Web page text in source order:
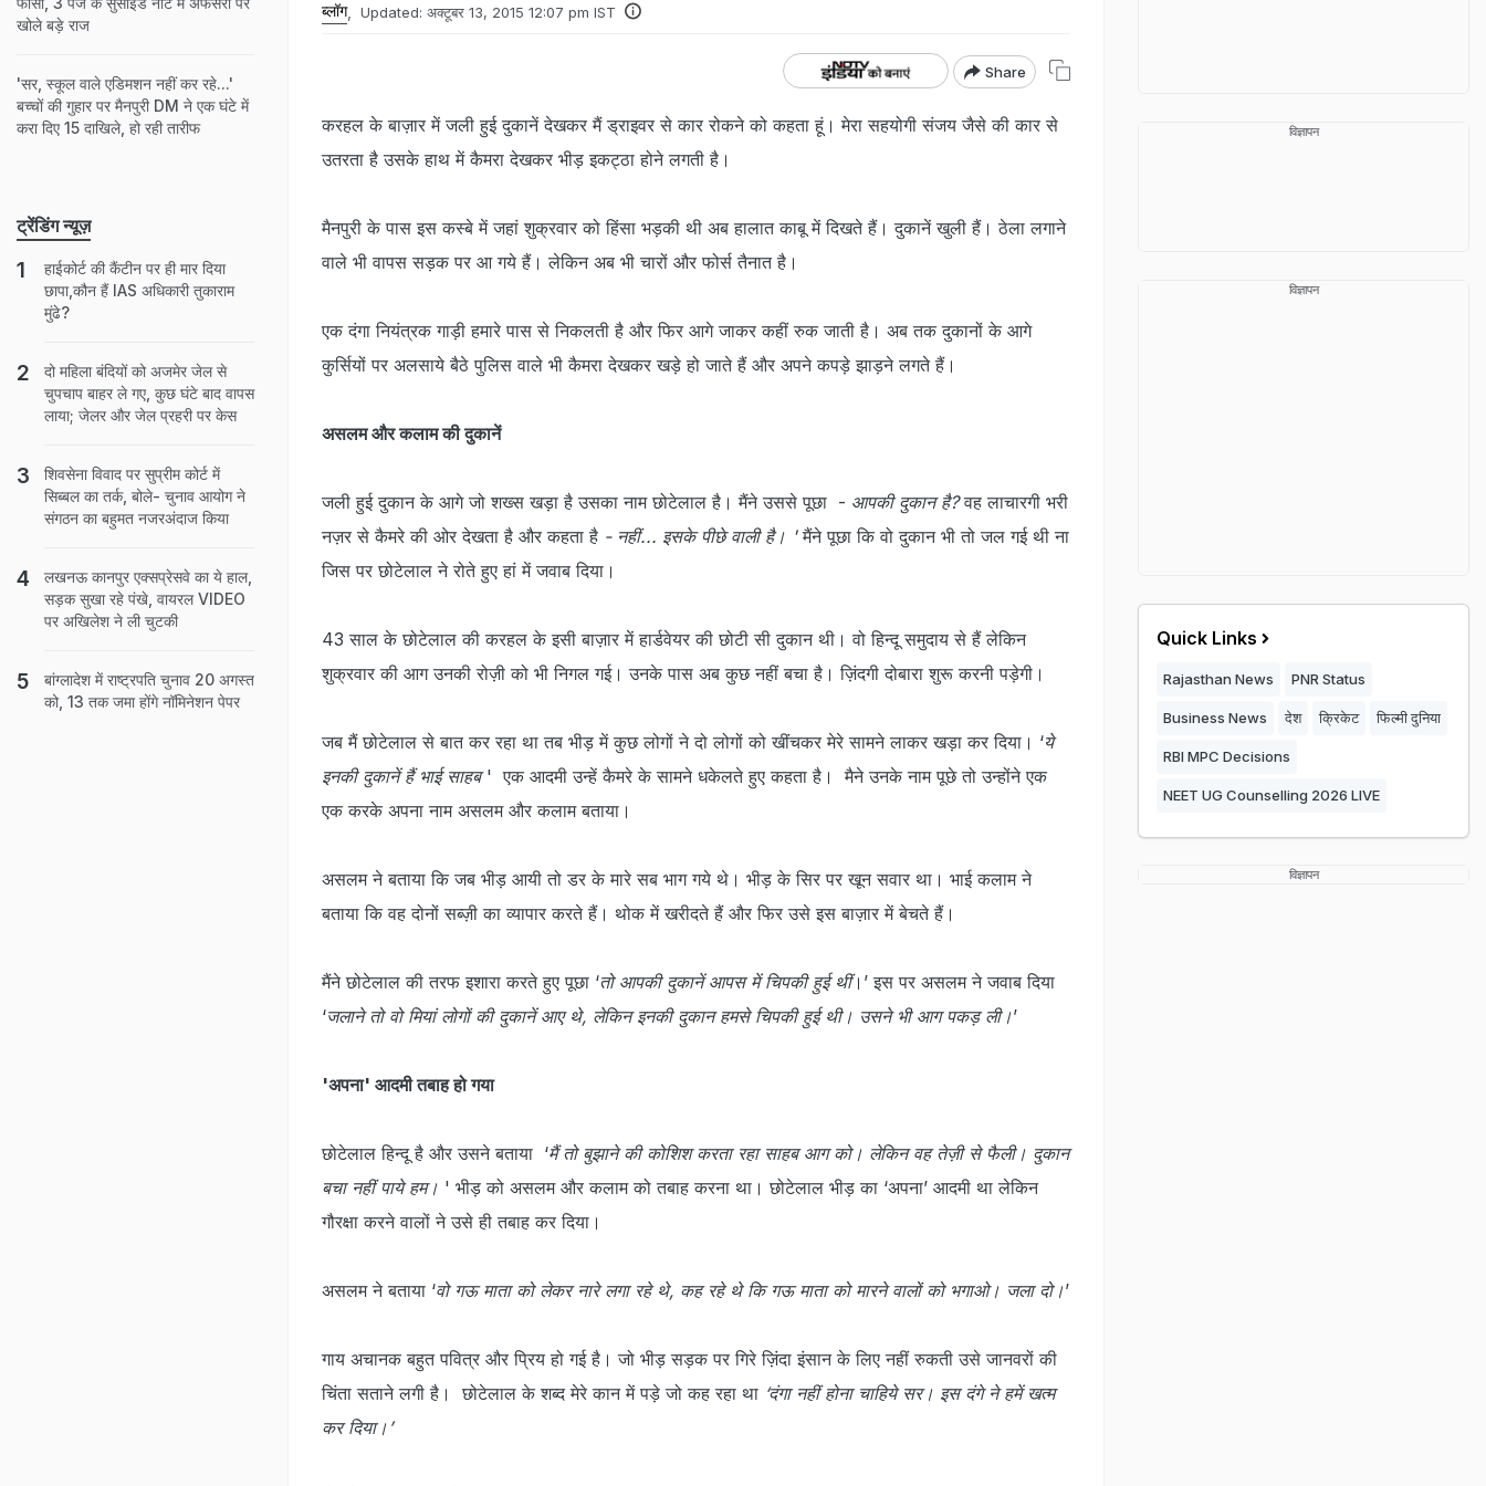
ब्लॉग, Updated: अक्टूबर 13, 2015 12:07 pm IST
Share
करहल के बाज़ार में जली हुई दुकानें देखकर मैं ड्राइवर से कार रोकने को कहता हूं। मेरा सहयोगी संजय जैसे की कार से
उतरता है उसके हाथ में कैमरा देखकर भीड़ इकट्ठा होने लगती है।
मैनपुरी के पास इस कस्बे में जहां शुक्रवार को हिंसा भड़की थी अब हालात काबू में दिखते हैं। दुकानें खुली हैं। ठेला लगाने
वाले भी वापस सड़क पर आ गये हैं। लेकिन अब भी चारों और फोर्स तैनात है।
एक दंगा नियंत्रक गाड़ी हमारे पास से निकलती है और फिर आगे जाकर कहीं रुक जाती है। अब तक दुकानों के आगे
कुर्सियों पर अलसाये बैठे पुलिस वाले भी कैमरा देखकर खड़े हो जाते हैं और अपने कपड़े झाड़ने लगते हैं।
असलम और कलाम की दुकानें
जली हुई दुकान के आगे जो शख्स खड़ा है उसका नाम छोटेलाल है। मैंने उससे पूछा - आपकी दुकान है?वह लाचारगी भरी
नज़र से कैमरे की ओर देखता है और कहता है - नहीं... इसके पीछे वाली है। 'मैंने पूछा कि वो दुकान भी तो जल गई थी ना
जिस पर छोटेलाल ने रोते हुए हां में जवाब दिया।
43 साल के छोटेलाल की करहल के इसी बाज़ार में हार्डवेयर की छोटी सी दुकान थी। वो हिन्दू समुदाय से हैं लेकिन
शुक्रवार की आग उनकी रोज़ी को भी निगल गई। उनके पास अब कुछ नहीं बचा है। ज़िंदगी दोबारा शुरू करनी पड़ेगी।
जब मैं छोटेलाल से बात कर रहा था तब भीड़ में कुछ लोगों ने दो लोगों को खींचकर मेरे सामने लाकर खड़ा कर दिया। ‘ये
इनकी दुकानें हैं भाई साहब' एक आदमी उन्हें कैमरे के सामने धकेलते हुए कहता है। मैने उनके नाम पूछे तो उन्होंने एक
एक करके अपना नाम असलम और कलाम बताया।
असलम ने बताया कि जब भीड़ आयी तो डर के मारे सब भाग गये थे। भीड़ के सिर पर खून सवार था। भाई कलाम ने
बताया कि वह दोनों सब्ज़ी का व्यापार करते हैं। थोक में खरीदते हैं और फिर उसे इस बाज़ार में बेचते हैं।
मैंने छोटेलाल की तरफ इशारा करते हुए पूछा ‘तो आपकी दुकानें आपस में चिपकी हुई थीं।’ इस पर असलम ने जवाब दिया
‘जलाने तो वो मियां लोगों की दुकानें आए थे, लेकिन इनकी दुकान हमसे चिपकी हुई थी। उसने भी आग पकड़ ली।’
'अपना' आदमी तबाह हो गया
छोटेलाल हिन्दू है और उसने बताया ‘मैं तो बुझाने की कोशिश करता रहा साहब आग को। लेकिन वह तेज़ी से फैली। दुकान
बचा नहीं पाये हम। ' भीड़ को असलम और कलाम को तबाह करना था। छोटेलाल भीड़ का ‘अपना’ आदमी था लेकिन
गौरक्षा करने वालों ने उसे ही तबाह कर दिया।
असलम ने बताया ‘वो गऊ माता को लेकर नारे लगा रहे थे, कह रहे थे कि गऊ माता को मारने वालों को भगाओ। जला दो।’
गाय अचानक बहुत पवित्र और प्रिय हो गई है। जो भीड़ सड़क पर गिरे ज़िंदा इंसान के लिए नहीं रुकती उसे जानवरों की
चिंता सताने लगी है। छोटेलाल के शब्द मेरे कान में पड़े जो कह रहा था ‘दंगा नहीं होना चाहिये सर। इस दंगे ने हमें खत्म
कर दिया।’
खोले बड़े राज
'सर, स्कूल वाले एडिमशन नहीं कर रहे...'
बच्चों की गुहार पर मैनपुरी DM ने एक घंटे में
करा दिए 15 दाखिले, हो रही तारीफ
ट्रेंडिंग न्यूज़
हाईकोर्ट की कैंटीन पर ही मार दिया
छापा,कौन हैं IAS अधिकारी तुकाराम
मुंढे?
दो मह‍िला बंद‍ियों को अजमेर जेल से
चुपचाप बाहर ले गए, कुछ घंटे बाद वापस
लाया; जेलर और जेल प्रहरी पर केस
शिवसेना विवाद पर सुप्रीम कोर्ट में
सिब्बल का तर्क, बोले- चुनाव आयोग ने
संगठन का बहुमत नजरअंदाज किया
लखनऊ कानपुर एक्सप्रेसवे का ये हाल,
सड़क सुखा रहे पंखे, वायरल VIDEO
पर अखि‍लेश ने ली चुटकी
बांग्लादेश में राष्ट्रपति चुनाव 20 अगस्त
को, 13 तक जमा होंगे नॉमिनेशन पेपर
विज्ञापन
विज्ञापन
Quick Links
Rajasthan News PNR Status
Business News देश क्रिकेट फिल्मी दुनिया
RBI MPC Decisions
NEET UG Counselling 2026 LIVE
विज्ञापन